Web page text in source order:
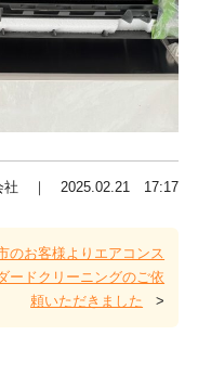
社 ｜ 2025.02.21 17:17
のお客様よりエアコンス
ードクリーニングのご依
頼いただきました >